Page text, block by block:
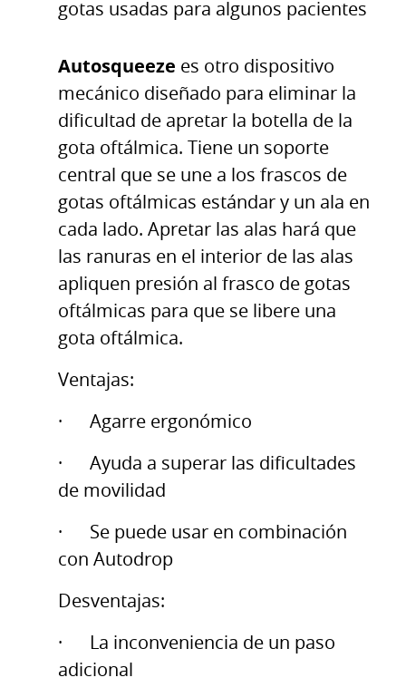
gotas usadas para algunos pacientes
Autosqueeze es otro dispositivo
mecánico diseñado para eliminar la
dificultad de apretar la botella de la
gota oftálmica. Tiene un soporte
central que se une a los frascos de
gotas oftálmicas estándar y un ala en
cada lado. Apretar las alas hará que
las ranuras en el interior de las alas
apliquen presión al frasco de gotas
oftálmicas para que se libere una
gota oftálmica.
Ventajas:
· Agarre ergonómico
· Ayuda a superar las dificultades
de movilidad
· Se puede usar en combinación
con Autodrop
Desventajas:
· La inconveniencia de un paso
adicional